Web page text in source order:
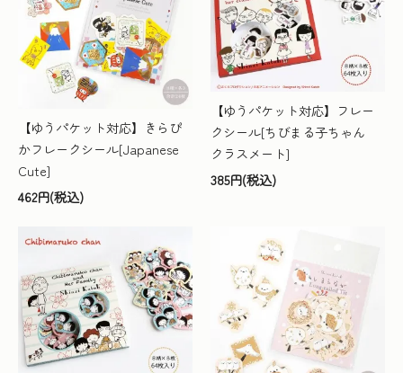
【ゆうパケット対応】きらぴ
かフレークシール[Japanese
Cute]
462円(税込)
【ゆうパケット対応】フレー
クシール[ちびまる子ちゃん
クラスメート]
385円(税込)